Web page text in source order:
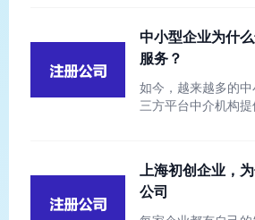
么后果？今天就让
企业为什么必须做
中小型企业为什
服务？
如今，越来越多的
三方平台中介机构提
一趋势在税务总局
上海市中小型企业
账公司进行会计授
账究竟能给中小型企
本文将对此进行简
上海初创企业，
公司